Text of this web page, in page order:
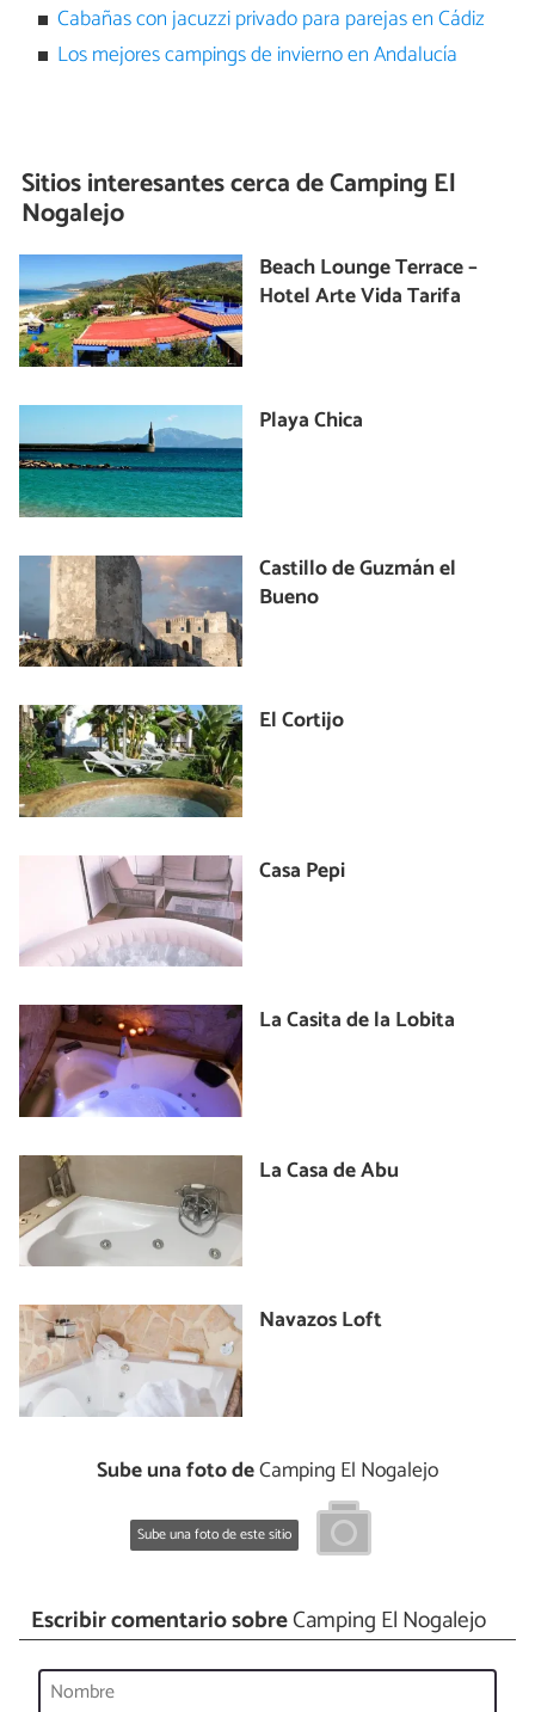
Cabañas con jacuzzi privado para parejas en Cádiz
Los mejores campings de invierno en Andalucía
Sitios interesantes cerca deCamping El
Nogalejo
Beach Lounge Terrace –
Hotel Arte Vida Tarifa
Playa Chica
Castillo de Guzmán el
Bueno
El Cortijo
Casa Pepi
La Casita de la Lobita
La Casa de Abu
Navazos Loft
Sube una foto deCamping El Nogalejo
Sube una foto de este sitio
Escribir comentario sobreCamping El Nogalejo